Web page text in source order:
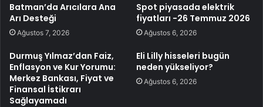
Batman’da Arıcılara Ana
Arı Desteği
Ağustos 7, 2026
Spot piyasada elektrik
fiyatları -26 Temmuz 2026
Ağustos 6, 2026
Durmuş Yılmaz’dan Faiz,
Enflasyon ve Kur Yorumu:
Merkez Bankası, Fiyat ve
Finansal İstikrarı
Sağlayamadı
Eli Lilly hisseleri bugün
neden yükseliyor?
Ağustos 6, 2026